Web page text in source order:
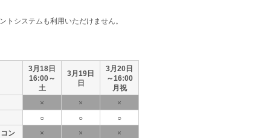
システムも利用いただけません。
3月18日
16:00～
土
3月19日
日
3月20日
～16:00
月祝
× × ×
○ ○
○
ン
× ×
×